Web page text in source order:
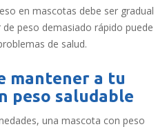
en mascotas debe ser gradual
peso demasiado rápido puede
de salud.
mantener a tu
peso saludable
una mascota con peso